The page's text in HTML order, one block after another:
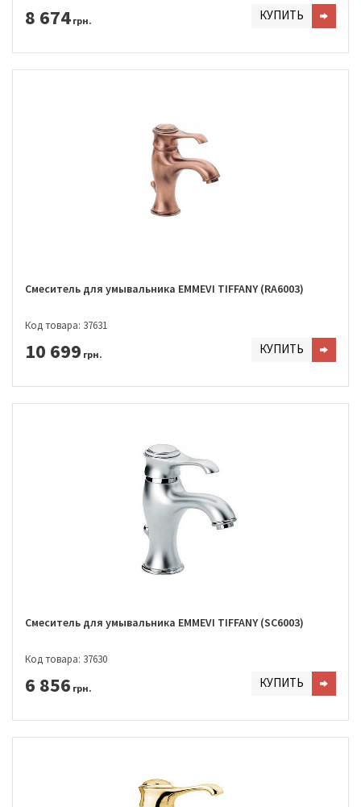
8 674 грн. КУПИТЬ
Смеситель для умывальника EMMEVI TIFFANY (RA6003)
Код товара: 37631
10 699 грн. КУПИТЬ
Смеситель для умывальника EMMEVI TIFFANY (SC6003)
Код товара: 37630
6 856 грн. КУПИТЬ